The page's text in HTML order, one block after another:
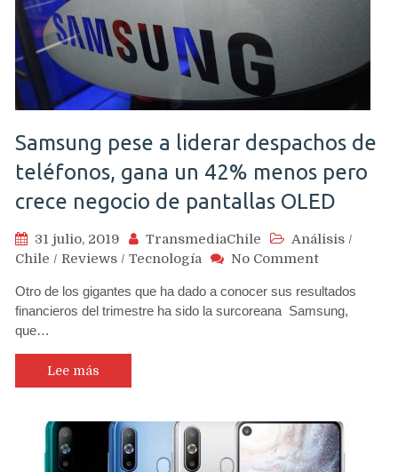
Samsung pese a liderar despachos de
teléfonos, gana un 42% menos pero
crece negocio de pantallas OLED
31 julio, 2019 TransmediaChile Análisis /
Chile / Reviews / Tecnología No Commenton
pese
a
un
42%
menos
Otro de los gigantes que ha dado a conocer sus resultados
financieros del trimestre ha sido la surcoreana Samsung,
que…
Lee más